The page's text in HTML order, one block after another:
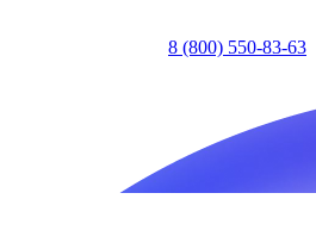
8 (800) 550-83-63